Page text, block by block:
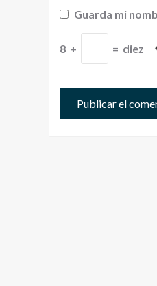
Guarda mi
8 + = diez